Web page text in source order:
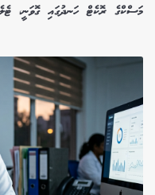
މަސްކްގެ ރޮކެޓް ހަނދުގައި ގޮވަނީ،